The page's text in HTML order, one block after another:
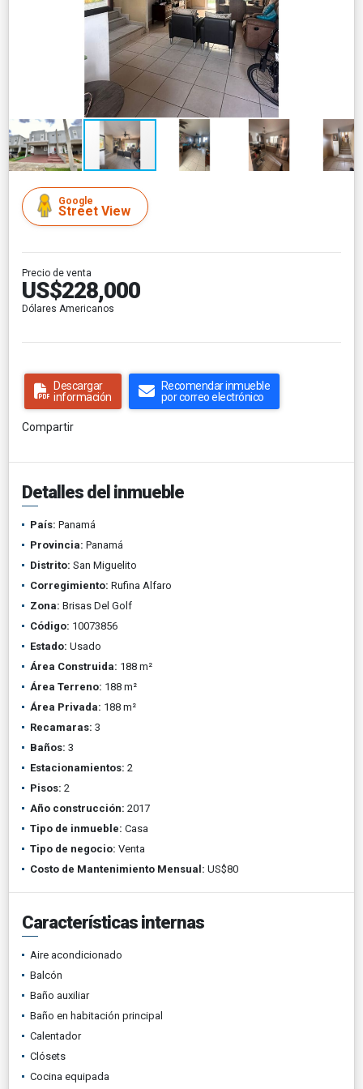
Google
Street View
Precio de venta
US$228,000
Dólares Americanos
Descargar
información
Recomendar inmueble
por correo electrónico
Compartir
Detalles del inmueble
País: Panamá
Provincia: Panamá
Distrito: San Miguelito
Corregimiento: Rufina Alfaro
Zona: Brisas Del Golf
Código: 10073856
Estado: Usado
Área Construida: 188 m²
Área Terreno: 188 m²
Área Privada: 188 m²
Recamaras: 3
Baños: 3
Estacionamientos: 2
Pisos: 2
Año construcción: 2017
Tipo de inmueble: Casa
Tipo de negocio: Venta
Costo de Mantenimiento Mensual: US$80
Características internas
Aire acondicionado
Balcón
Baño auxiliar
Baño en habitación principal
Calentador
Clósets
Cocina equipada